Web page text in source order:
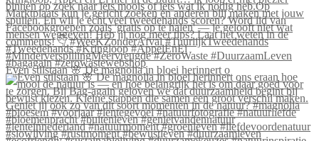
Even stilstaan 🌸 De magnolia in bloei herinnert o